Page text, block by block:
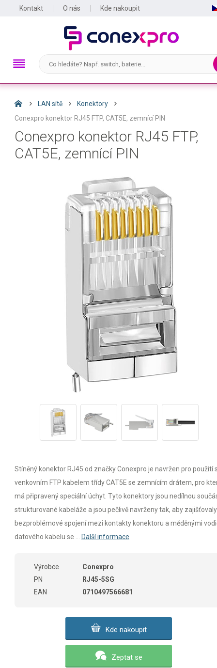
Kontakt O nás Kde nakoupit
LAN sítě
Konektory
Conexpro konektor RJ45 FTP, CAT5E, zemnící PIN
Conexpro konektor RJ45 FTP,
CAT5E, zemnící PIN
Stíněný konektor RJ45 od značky Conexpro je navržen pro použití
venkovním FTP kabelem třídy CAT5E se zemnícím drátem, pro
má připravený speciální úchyt. Tyto konektory jsou nedílnou
strukturované kabeláže a jsou pečlivě navrženy tak, aby zajišťovaly
bezproblémové spojení mezi kontakty konektoru a měděnými
datového kabelu se ...
Další informace
Výrobce
Conexpro
PN
RJ45-5SG
EAN
0710497566681
Kde nakoupit
Zeptat se